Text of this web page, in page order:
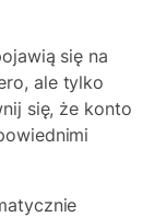
się na
ale tylko
się, że konto